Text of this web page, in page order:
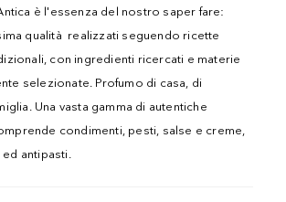
è l'essenza del nostro saper fare:
qualità realizzati seguendo ricette
con ingredienti ricercati e materie
selezionate. Profumo di casa, di
Una vasta gamma di autentiche
condimenti, pesti, salse e creme,
antipasti.